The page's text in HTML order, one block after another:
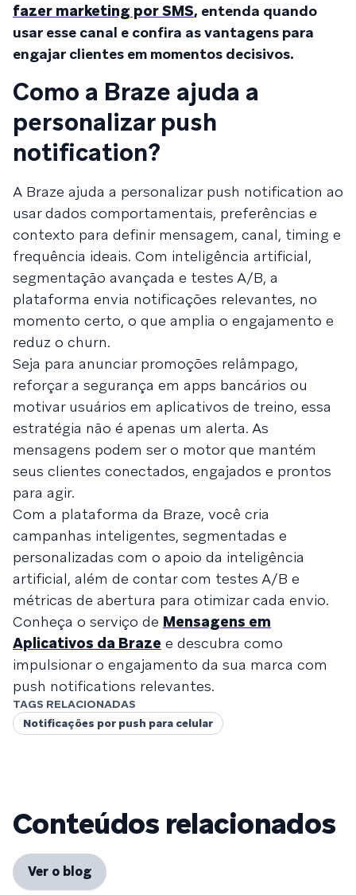
fazer marketing por SMS, entenda quando
usar esse canal e confira as vantagens para
engajar clientes em momentos decisivos.
Como a Braze ajuda a
personalizar push
notification?
A Braze ajuda a personalizar push notification ao
usar dados comportamentais, preferências e
contexto para definir mensagem, canal, timing e
frequência ideais. Com inteligência artificial,
segmentação avançada e testes A/B, a
plataforma envia notificações relevantes, no
momento certo, o que amplia o engajamento e
reduz o churn.
Seja para anunciar promoções relâmpago,
reforçar a segurança em apps bancários ou
motivar usuários em aplicativos de treino, essa
estratégia não é apenas um alerta. As
mensagens podem ser o motor que mantém
seus clientes conectados, engajados e prontos
para agir.
Com a plataforma da Braze, você cria
campanhas inteligentes, segmentadas e
personalizadas com o apoio da inteligência
artificial, além de contar com testes A/B e
métricas de abertura para otimizar cada envio.
Conheça o serviço de Mensagens em
Aplicativos da Braze e descubra como
impulsionar o engajamento da sua marca com
push notifications relevantes.
TAGS RELACIONADAS
Notificações por push para celular
Conteúdos relacionados
Ver o blog